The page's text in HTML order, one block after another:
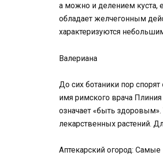
а можно и делением куста,
обладает желчегонным
характеризуются
Валериана
До сих ботаники пор спорят
имя римского врача Плиния
означает «быть
лекарственных растений.
Аптекарский огород: